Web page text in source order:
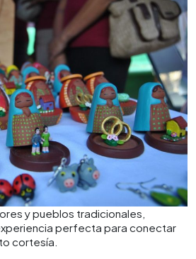
y pueblos tradicionales,
perfecta para conectar
cortesía.